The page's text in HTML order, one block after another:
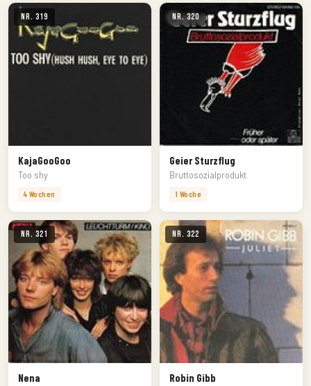
Nr. 319
KajaGooGoo
Too shy
4 Wochen
Nr. 320
Geier Sturzflug
Bruttosozialprodukt
1 Woche
Nr. 321
Nena
Nr. 322
Robin Gibb